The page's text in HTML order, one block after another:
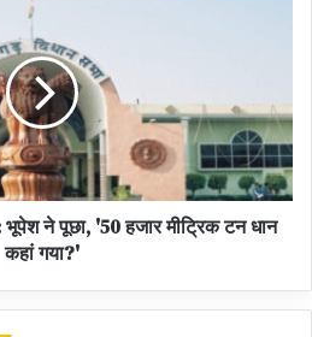
भूपेश ने पूछा, '50 हजार मीट्रिक टन धान
कहां गया?'